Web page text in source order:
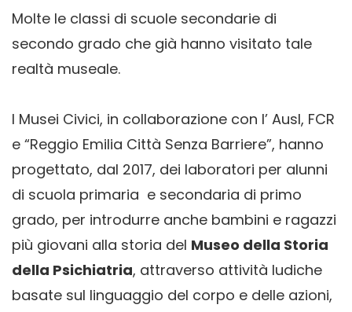
Molte le classi di scuole secondarie di
secondo grado che già hanno visitato tale
realtà museale.
I Musei Civici, in collaborazione con l’ Ausl, FCR
e “Reggio Emilia Città Senza Barriere”, hanno
progettato, dal 2017, dei laboratori per alunni
di scuola primaria e secondaria di primo
grado, per introdurre anche bambini e ragazzi
più giovani alla storia del Museo della Storia
della Psichiatria, attraverso attività ludiche
basate sul linguaggio del corpo e delle azioni,